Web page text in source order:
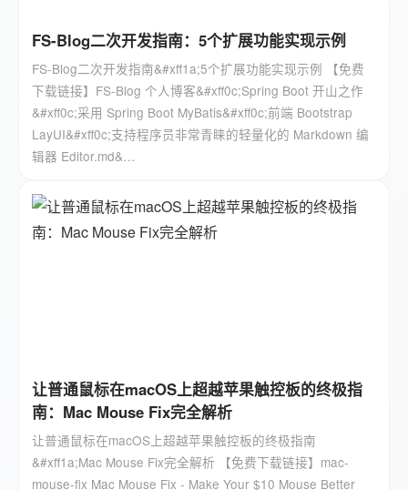
FS-Blog二次开发指南：5个扩展功能实现示例
FS-Blog二次开发指南&#xff1a;5个扩展功能实现示例 【免费
下载链接】FS-Blog 个人博客&#xff0c;Spring Boot 开山之作
&#xff0c;采用 Spring Boot MyBatis&#xff0c;前端 Bootstrap
LayUI&#xff0c;支持程序员非常青睐的轻量化的 Markdown 编
辑器 Editor.md&…
让普通鼠标在macOS上超越苹果触控板的终极指
南：Mac Mouse Fix完全解析
让普通鼠标在macOS上超越苹果触控板的终极指南
&#xff1a;Mac Mouse Fix完全解析 【免费下载链接】mac-
mouse-fix Mac Mouse Fix - Make Your $10 Mouse Better